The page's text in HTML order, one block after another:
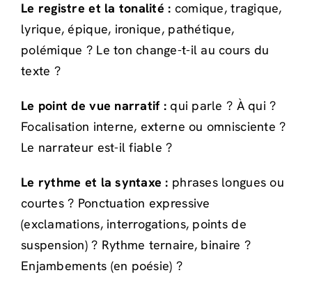
Le registre et la tonalité : comique, tragique,
lyrique, épique, ironique, pathétique,
polémique ? Le ton change-t-il au cours du
texte ?
Le point de vue narratif : qui parle ? À qui ?
Focalisation interne, externe ou omnisciente ?
Le narrateur est-il fiable ?
Le rythme et la syntaxe : phrases longues ou
courtes ? Ponctuation expressive
(exclamations, interrogations, points de
suspension) ? Rythme ternaire, binaire ?
Enjambements (en poésie) ?